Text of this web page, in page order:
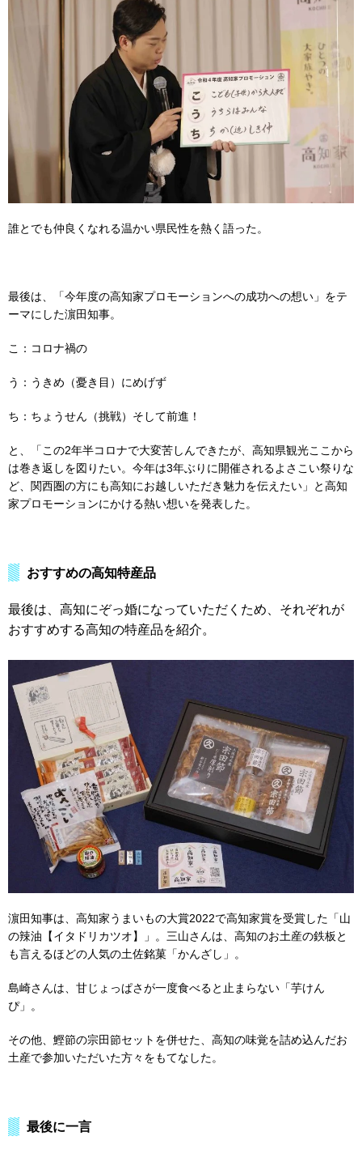
誰とでも仲良くなれる温かい県民性を熱く語った。
最後は、「今年度の高知家プロモーションへの成功への想い」をテ
ーマにした濵田知事。
こ：コロナ禍の
う：うきめ（憂き目）にめげず
ち：ちょうせん（挑戦）そして前進！
と、「この2年半コロナで大変苦しんできたが、高知県観光ここから
は巻き返しを図りたい。今年は3年ぶりに開催されるよさこい祭りな
ど、関西圏の方にも高知にお越しいただき魅力を伝えたい」と高知
家プロモーションにかける熱い想いを発表した。
おすすめの高知特産品
最後は、高知にぞっ婚になっていただくため、それぞれが
おすすめする高知の特産品を紹介。
濵田知事は、高知家うまいもの大賞2022で高知家賞を受賞した「山
の辣油【イタドリカツオ】」。三山さんは、高知のお土産の鉄板と
も言えるほどの人気の土佐銘菓「かんざし」。
島崎さんは、甘じょっぱさが一度食べると止まらない「芋けん
ぴ」。
その他、鰹節の宗田節セットを併せた、高知の味覚を詰め込んだお
土産で参加いただいた方々をもてなした。
最後に一言